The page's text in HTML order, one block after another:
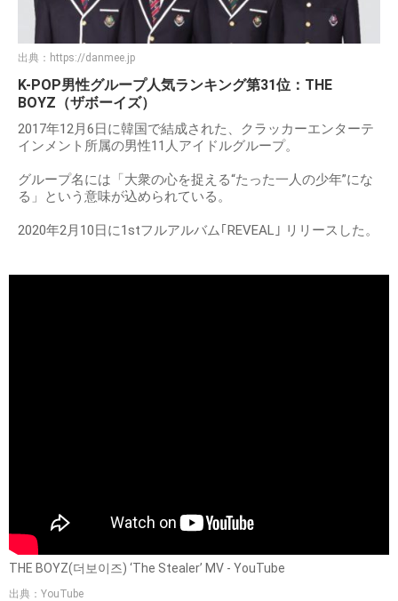
出典： https://danmee.jp
K-POP男性グループ人気ランキング第31位：THE
BOYZ（ザボーイズ）
2017年12月6日に韓国で結成された、クラッカーエンターテ
インメント所属の男性11人アイドルグループ。
グループ名には「大衆の心を捉える“たった一人の少年”にな
る」という意味が込められている。
2020年2月10日に1stフルアルバム｢REVEAL｣ リリースした。
THE BOYZ(더보이즈) ‘The Stealer’ MV - YouTube
出典：YouTube